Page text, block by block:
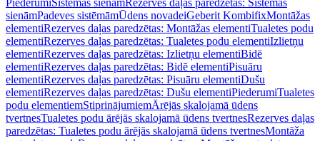
PiederumiSistēmas sienāmRezerves daļas paredzētas: Sistēmas
sienāmPadeves sistēmāmŪdens novadeiGeberit KombifixMontāžas
elementiRezerves daļas paredzētas: Montāžas elementiTualetes podu
elementiRezerves daļas paredzētas: Tualetes podu elementiIzlietņu
elementiRezerves daļas paredzētas: Izlietņu elementiBidē
elementiRezerves daļas paredzētas: Bidē elementiPisuāru
elementiRezerves daļas paredzētas: Pisuāru elementiDušu
elementiRezerves daļas paredzētas: Dušu elementiPiederumiTualetes
podu elementiemStiprinājumiemĀrējās skalojamā ūdens
tvertnesTualetes podu ārējās skalojamā ūdens tvertnesRezerves daļas
paredzētas: Tualetes podu ārējās skalojamā ūdens tvertnesMontāža